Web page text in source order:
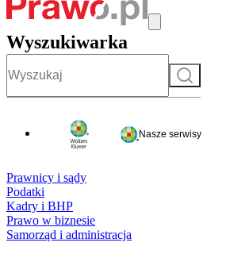
Wyszukiwarka
Szukaj
Nasze serwisy
Prawnicy i sądy
Podatki
Kadry i BHP
Prawo w biznesie
Samorząd i administracja